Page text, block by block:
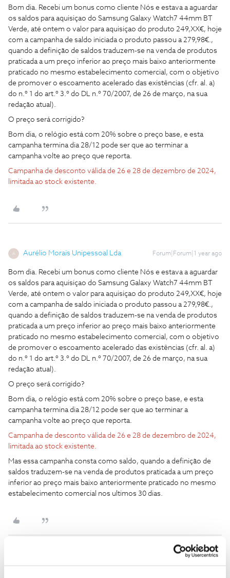
Bom dia. Recebi um bonus como cliente Nós e estava a aguardar
os saldos para aquisiçao do Samsung Galaxy Watch7 44mm BT
Verde, até ontem o valor para aquisiçao do produto 249,XX€, hoje
com a campanha de saldo iniciada o produto passou a 279,98€.,
quando a definição de saldos traduzem-se na venda de produtos
praticada a um preço inferior ao preço mais baixo anteriormente
praticado no mesmo estabelecimento comercial, com o objetivo
de promover o escoamento acelerado das existências (cfr. al. a)
do n.º 1 do art.º 3.º do DL n.º 70/2007, de 26 de março, na sua
redação atual).
O preço será corrigido?
Bom dia, o relógio está com 20% sobre o preço base, e esta
campanha termina dia 28/12 pode ser que ao terminar a
campanha volte ao preço que reporta.
Campanha de desconto válida de 26 e 28 de dezembro de 2024,
limitada ao stock existente.
A Aurélio Morais Unipessoal Lda Forum|Forum|1 year ago
Bom dia. Recebi um bonus como cliente Nós e estava a aguardar
os saldos para aquisiçao do Samsung Galaxy Watch7 44mm BT
Verde, até ontem o valor para aquisiçao do produto 249,XX€, hoje
com a campanha de saldo iniciada o produto passou a 279,98€.,
quando a definição de saldos traduzem-se na venda de produtos
praticada a um preço inferior ao preço mais baixo anteriormente
praticado no mesmo estabelecimento comercial, com o objetivo
de promover o escoamento acelerado das existências (cfr. al. a)
do n.º 1 do art.º 3.º do DL n.º 70/2007, de 26 de março, na sua
redação atual).
O preço será corrigido?
Bom dia, o relógio está com 20% sobre o preço base, e esta
campanha termina dia 28/12 pode ser que ao terminar a
campanha volte ao preço que reporta.
Campanha de desconto válida de 26 e 28 de dezembro de 2024,
limitada ao stock existente.
Mas essa campanha consta como saldo, quando a definição de
saldos traduzem-se na venda de produtos praticada a um preço
inferior ao preço mais baixo anteriormente praticado no mesmo
estabelecimento comercial nos ultimos 30 dias.